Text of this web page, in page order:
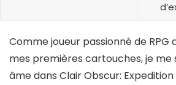
Comme joueur passionné de RPG
mes premières cartouches, je me
âme dans Clair Obscur: Expedition